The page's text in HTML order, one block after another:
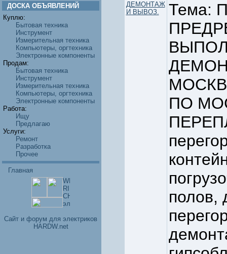
ДОСКА ОБЪЯВЛЕНИЙ
Куплю:
Бытовая техника
Инструмент
Измерительная техника
Компьютеры, оргтехника
Электронные компоненты
Продам:
Бытовая техника
Инструмент
Измерительная техника
Компьютеры, оргтехника
Электронные компоненты
Работа:
Ищу
Предлагаю
Услуги:
Ремонт
Разработка
Прочее
Главная
Cайт и форум для электриков
HARDW.net
ДЕМОНТАЖ
И ВЫВОЗ.
Тема:
ПО
полов,